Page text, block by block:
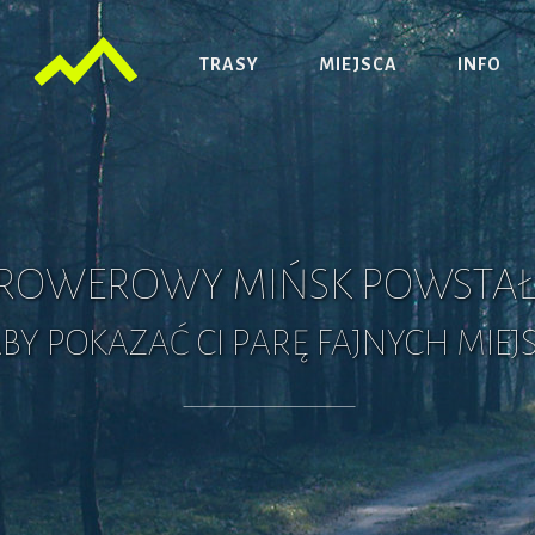
TRASY MIEJSCA INFO
MIŃSK
POKAZAĆ CI PARĘ FAJNYCH